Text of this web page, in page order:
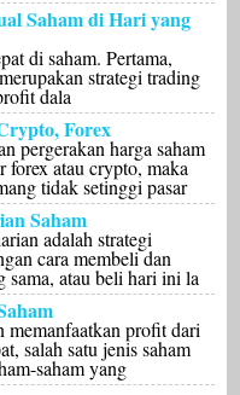
Saham di Hari yang
di saham. Pertama,
strategi trading
dala
Forex
pergerakan harga saham
forex atau crypto, maka
tidak setinggi pasar
Saham
adalah strategi
cara membeli dan
sama, atau beli hari ini la
memanfaatkan profit dari
salah satu jenis saham
saham yang